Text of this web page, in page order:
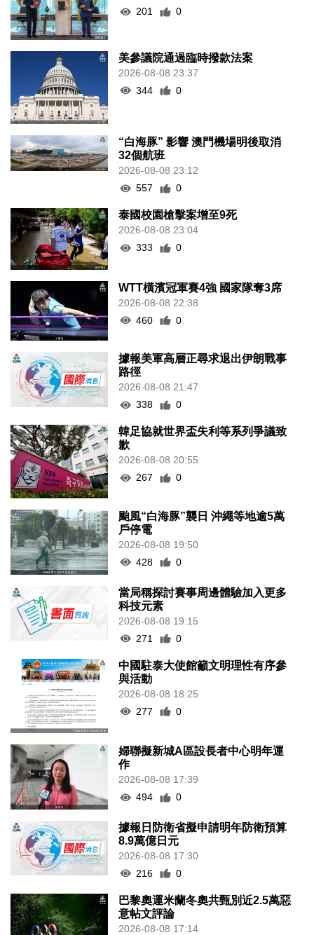
201 0
美參議院通過臨時撥款法案
2026-08-08 23:37
344
0
“白海豚” 影響 澳門機場明後取消
32個航班
2026-08-08 23:12
557
0
泰國校園槍擊案增至9死
2026-08-08 23:04
333
0
WTT橫濱冠軍賽4強 國家隊奪3席
2026-08-08 22:38
460
0
據報美軍高層正尋求退出伊朗戰事
路徑
2026-08-08 21:47
338
0
韓足協就世界盃失利等系列爭議致
歉
2026-08-08 20:55
267
0
颱風“白海豚”襲日 沖繩等地逾5萬
戶停電
2026-08-08 19:50
428
0
當局稱探討賽事周邊體驗加入更多
科技元素
2026-08-08 19:15
271
0
中國駐泰大使館籲文明理性有序參
與活動
2026-08-08 18:25
277
0
婦聯擬新城A區設長者中心明年運
作
2026-08-08 17:39
494
0
據報日防衛省擬申請明年防衛預算
8.9萬億日元
2026-08-08 17:30
216
0
巴黎奧運米蘭冬奧共甄別近2.5萬惡
意帖文評論
2026-08-08 17:14